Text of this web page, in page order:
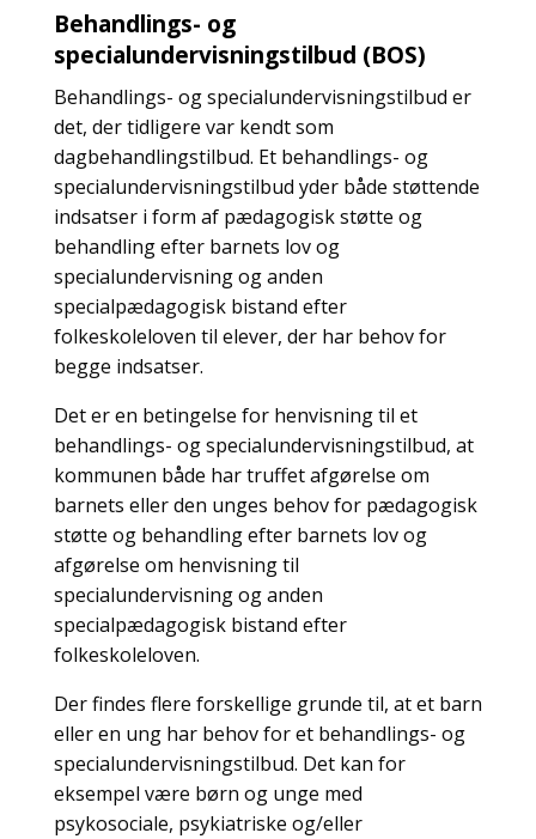
Behandlings- og
specialundervisningstilbud (BOS)
Behandlings- og specialundervisningstilbud er
det, der tidligere var kendt som
dagbehandlingstilbud. Et behandlings- og
specialundervisningstilbud yder både støttende
indsatser i form af pædagogisk støtte og
behandling efter barnets lov og
specialundervisning og anden
specialpædagogisk bistand efter
folkeskoleloven til elever, der har behov for
begge indsatser.
Det er en betingelse for henvisning til et
behandlings- og specialundervisningstilbud, at
kommunen både har truffet afgørelse om
barnets eller den unges behov for pædagogisk
støtte og behandling efter barnets lov og
afgørelse om henvisning til
specialundervisning og anden
specialpædagogisk bistand efter
folkeskoleloven.
Der findes flere forskellige grunde til, at et barn
eller en ung har behov for et behandlings- og
specialundervisningstilbud. Det kan for
eksempel være børn og unge med
psykosociale, psykiatriske og/eller